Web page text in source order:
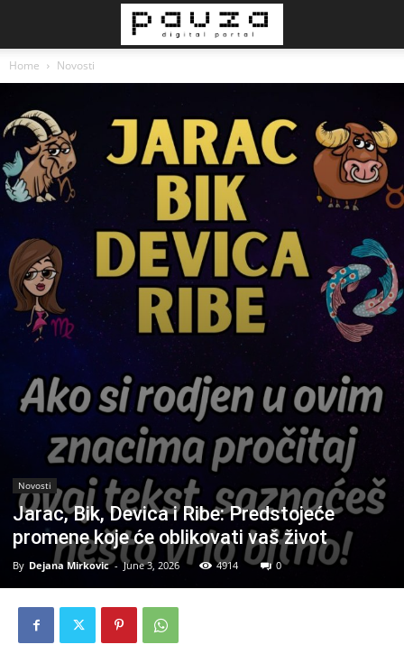
Home Novosti
Novosti
Jarac, Bik, Devica i Ribe: Predstojeće
promene koje će oblikovati vaš život
By Dejana Mirkovic - June 3, 2026 4914 0